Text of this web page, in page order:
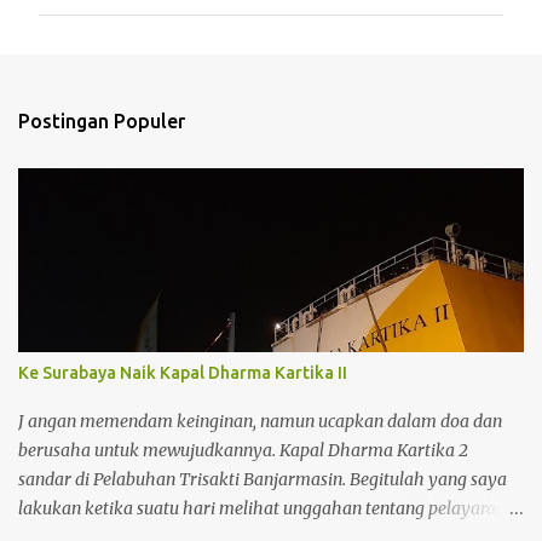
Postingan Populer
Ke Surabaya Naik Kapal Dharma Kartika II
J angan memendam keinginan, namun ucapkan dalam doa dan
berusaha untuk mewujudkannya. Kapal Dharma Kartika 2
sandar di Pelabuhan Trisakti Banjarmasin. Begitulah yang saya
lakukan ketika suatu hari melihat unggahan tentang pelayaran